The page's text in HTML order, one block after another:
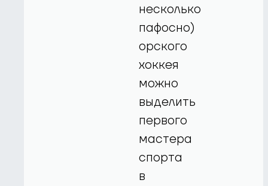
несколько
пафосно)
орского
хоккея
можно
выделить
первого
мастера
спорта
в